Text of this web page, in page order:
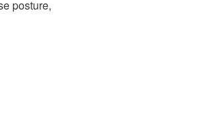
posture,